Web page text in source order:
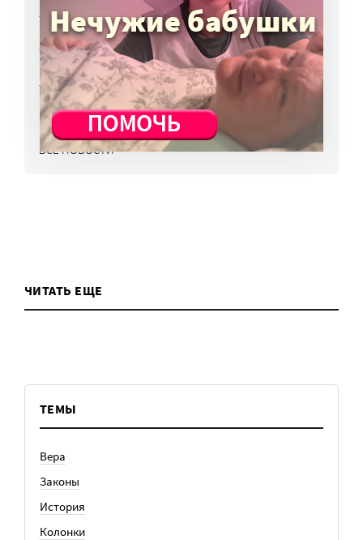
7 авг, 11:40
Фонд «Наш Норильск» начал прием заявок
на поддержку социальных проектов
7 авг, 11:30
ВСЕ НОВОСТИ
ЧИТАТЬ ЕЩЕ
ТЕМЫ
Вера
Законы
История
Колонки